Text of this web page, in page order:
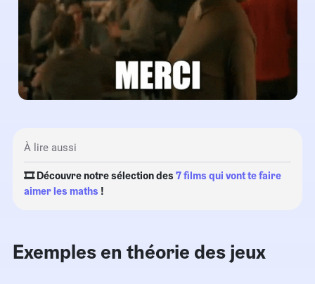
À lire aussi
🎞️ Découvre notre sélection des 7 films qui vont te faire
aimer les maths !
Exemples en théorie des jeux